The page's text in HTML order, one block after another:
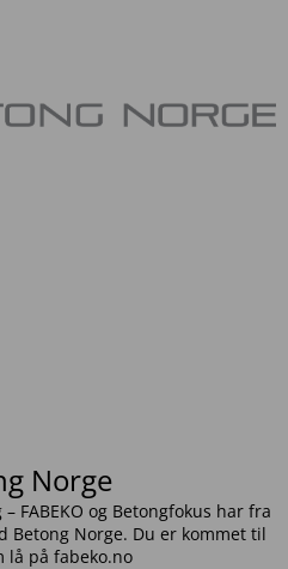
Norge
FABEKO og Betongfokus har fra
Betong Norge. Du er kommet til
lå på fabeko.no